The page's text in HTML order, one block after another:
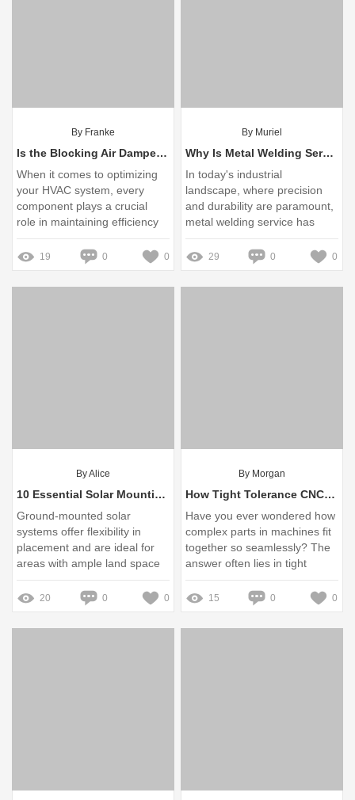
By Franke
Is the Blocking Air Damper Valve Worth It?
When it comes to optimizing
your HVAC system, every
component plays a crucial
role in maintaining efficiency
and comfort in your living
space
19 0 0
By Muriel
Why Is Metal Welding Service Essential Today?
In today's industrial
landscape, where precision
and durability are paramount,
metal welding service has
emerged as an essential
component across various
sectors
29 0 0
By Alice
10 Essential Solar Mounting Solutions for Efficient Energy Harvesting
Ground-mounted solar
systems offer flexibility in
placement and are ideal for
areas with ample land space
20 0 0
By Morgan
How Tight Tolerance CNC Machining Ensures Precision Parts
Have you ever wondered how
complex parts in machines fit
together so seamlessly? The
answer often lies in tight
tolerance CNC machining
15 0 0